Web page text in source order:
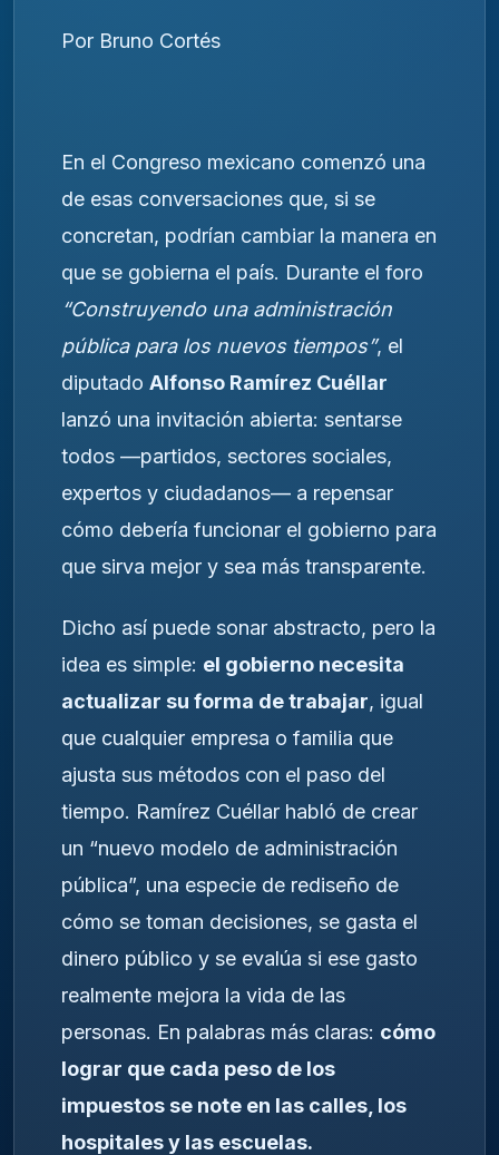
Por Bruno Cortés
En el Congreso mexicano comenzó una
de esas conversaciones que, si se
concretan, podrían cambiar la manera en
que se gobierna el país. Durante el foro
“Construyendo una administración
pública para los nuevos tiempos”, el
diputado Alfonso Ramírez Cuéllar
lanzó una invitación abierta: sentarse
todos —partidos, sectores sociales,
expertos y ciudadanos— a repensar
cómo debería funcionar el gobierno para
que sirva mejor y sea más transparente.
Dicho así puede sonar abstracto, pero la
idea es simple: el gobierno necesita
actualizar su forma de trabajar, igual
que cualquier empresa o familia que
ajusta sus métodos con el paso del
tiempo. Ramírez Cuéllar habló de crear
un “nuevo modelo de administración
pública”, una especie de rediseño de
cómo se toman decisiones, se gasta el
dinero público y se evalúa si ese gasto
realmente mejora la vida de las
personas. En palabras más claras: cómo
lograr que cada peso de los
impuestos se note en las calles, los
hospitales y las escuelas.